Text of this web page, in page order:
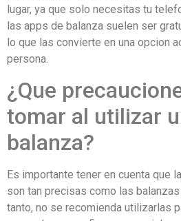
lugar, ya que solo necesitas tu
las apps de balanza suelen ser
lo que las convierte en una opcion
persona.
¿Que
tomar al utilizar
balanza?
Es importante tener en cuenta que
son tan precisas como las
tanto, no se recomienda utilizarlas